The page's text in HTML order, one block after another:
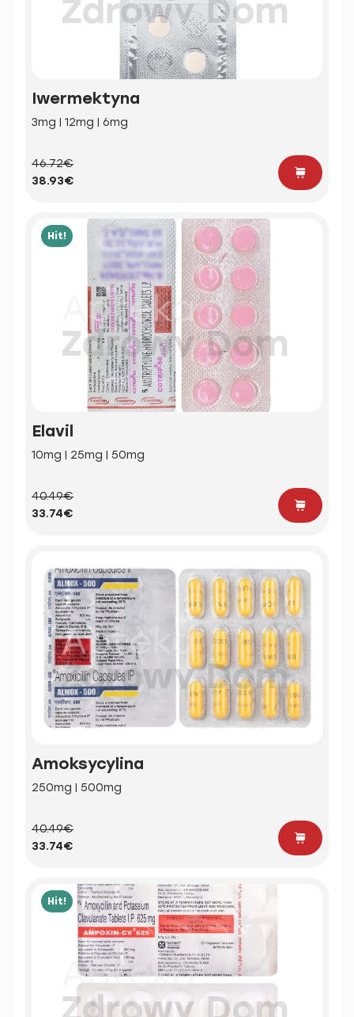
Iwermektyna
3mg | 12mg | 6mg
46.72€
38.93€
Hit!
Elavil
10mg | 25mg | 50mg
40.49€
33.74€
Amoksycylina
250mg | 500mg
40.49€
33.74€
Hit!